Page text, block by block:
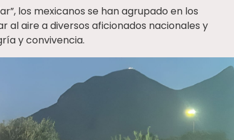
los mexicanos se han agrupado en los
al aire a diversos aficionados nacionales y
y convivencia.